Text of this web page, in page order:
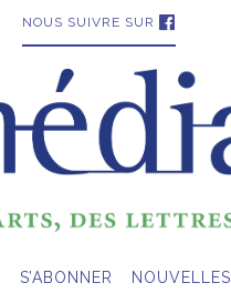
NOUS SUIVRE SUR
S’ABONNER NOUVELLES